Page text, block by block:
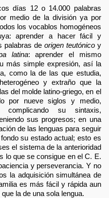
días 12 o 14.000 palabras
medio de la división ya por
los vocablos homogéneos
aprender a hacer fácil y
palabras de origen teutónicoy
latina: aprender el mismo
más simple expresión, así la
como la de las que estudia,
y extraño que la
del molde latino-griego, en el
por nueve siglos y medio,
complicando su sintaxis,
sus progresos; en una
de las lenguas para seguir
su estado actual; esto es
el sistema de la anterioridad
lo que se consigue en el C. E.
y perseverancia. Y no
la adquisición simultánea de
es más fácil y rápida aun
la de una sola lengua.